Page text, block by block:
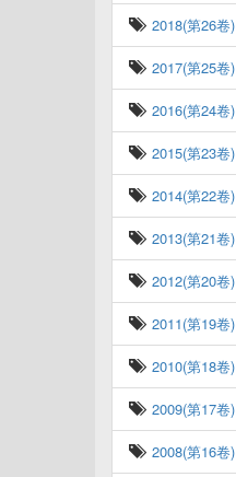
2018(第26卷)
2017(第25卷)
2016(第24卷)
2015(第23卷)
2014(第22卷)
2013(第21卷)
2012(第20卷)
2011(第19卷)
2010(第18卷)
2009(第17卷)
2008(第16卷)